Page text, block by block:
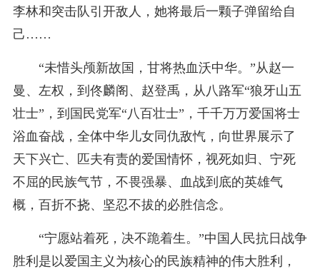
李林和突击队引开敌人，她将最后一颗子弹留给自
己……
“未惜头颅新故国，甘将热血沃中华。”从赵一
曼、左权，到佟麟阁、赵登禹，从八路军“狼牙山五
壮士”，到国民党军“八百壮士”，千千万万爱国将士
浴血奋战，全体中华儿女同仇敌忾，向世界展示了
天下兴亡、匹夫有责的爱国情怀，视死如归、宁死
不屈的民族气节，不畏强暴、血战到底的英雄气
概，百折不挠、坚忍不拔的必胜信念。
“宁愿站着死，决不跪着生。”中国人民抗日战争
胜利是以爱国主义为核心的民族精神的伟大胜利，